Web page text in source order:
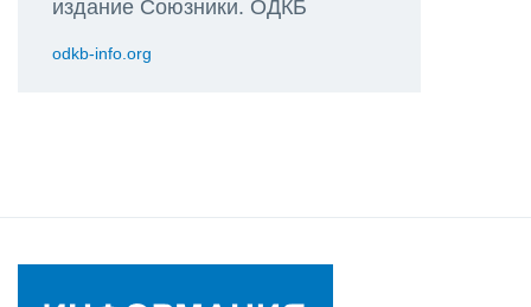
издание Союзники. ОДКБ
odkb-info.org